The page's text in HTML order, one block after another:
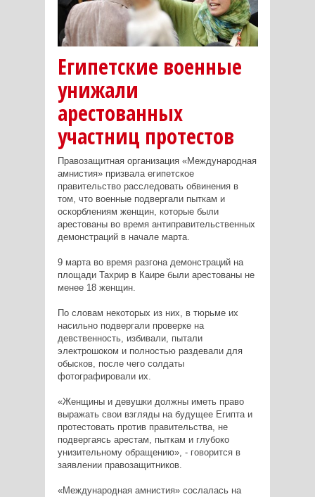
Египетские военные
унижали
арестованных
участниц протестов
Правозащитная организация «Международная
амнистия» призвала египетское
правительство расследовать обвинения в
том, что военные подвергали пыткам и
оскорблениям женщин, которые были
арестованы во время антиправительственных
демонстраций в начале марта.
9 марта во время разгона демонстраций на
площади Тахрир в Каире были арестованы не
менее 18 женщин.
По словам некоторых из них, в тюрьме их
насильно подвергали проверке на
девственность, избивали, пытали
электрошоком и полностью раздевали для
обысков, после чего солдаты
фотографировали их.
«Женщины и девушки должны иметь право
выражать свои взгляды на будущее Египта и
протестовать против правительства, не
подвергаясь арестам, пыткам и глубоко
унизительному обращению», - говорится в
заявлении правозащитников.
«Международная амнистия» сослалась на